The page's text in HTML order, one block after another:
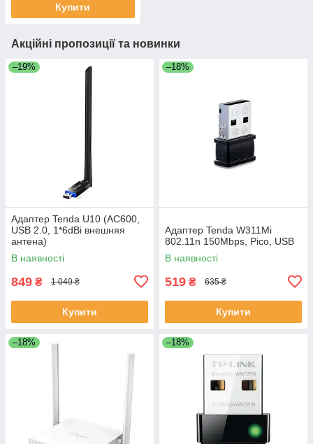
Купити
Акційні пропозиції та новинки
–19%
Адаптер Tenda U10 (AC600,
USB 2.0, 1*6dBi внешняя
антена)
В наявності
849 ₴ 1 049 ₴
Купити
–18%
Адаптер Tenda W311Mi
802.11n 150Mbps, Pico, USB
В наявності
519 ₴ 635 ₴
Купити
–18% –18%